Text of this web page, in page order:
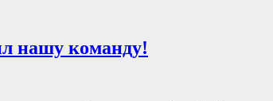
нашу команду!